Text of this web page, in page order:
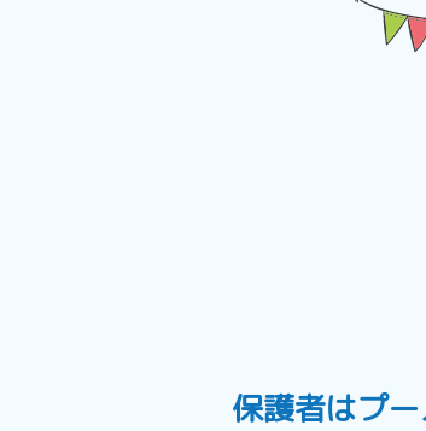
保護者はプ